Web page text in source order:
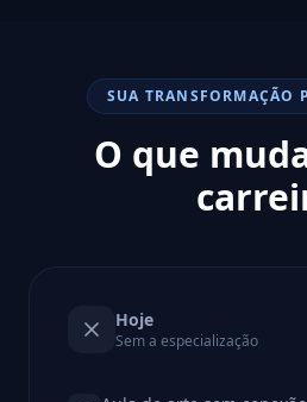
SUA TRANSFORMAÇÃO
O que
Hoje
Sem a especialização